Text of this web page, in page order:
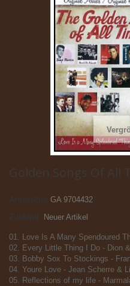
Golden Songs Of All
Artikel-Nr.:
GA 9704432
Zustand:
Neuer Artikel
01. Love Is A Many Spendoured
02. Every Little Thing I Do - Dion
03. Bobby Sox To Stockings -
04. Youre Love - Jean Scherre &
05. Reflections of my life -